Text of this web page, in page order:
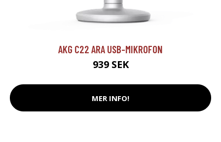
AKG C22 ARA USB-MIKROFON
939 SEK
MER INFO!